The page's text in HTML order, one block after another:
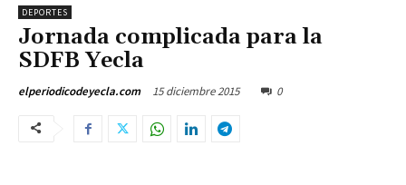
DEPORTES
Jornada complicada para la
SDFB Yecla
elperiodicodeyecla.com 15 diciembre 2015 0